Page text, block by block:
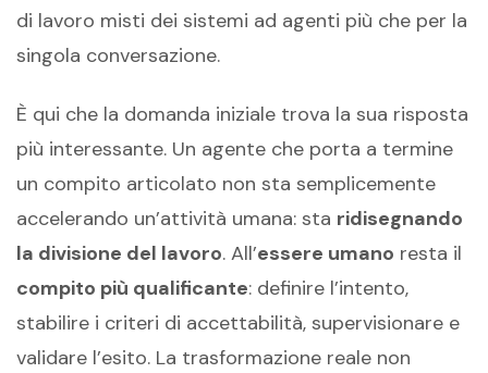
di lavoro misti dei sistemi ad agenti più che per la
singola conversazione.
È qui che la domanda iniziale trova la sua risposta
più interessante. Un agente che porta a termine
un compito articolato non sta semplicemente
accelerando un’attività umana: sta ridisegnando
la divisione del lavoro. All’essere umano resta il
compito più qualificante: definire l’intento,
stabilire i criteri di accettabilità, supervisionare e
validare l’esito. La trasformazione reale non